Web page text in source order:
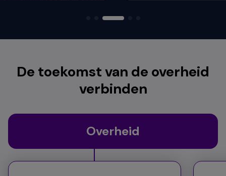
De toekomst van de overheid
verbinden
Overheid